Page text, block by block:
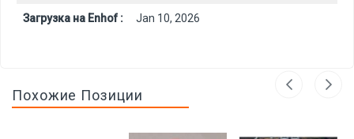
Загрузка на Enhof : Jan 10, 2026
Похожие Позиции